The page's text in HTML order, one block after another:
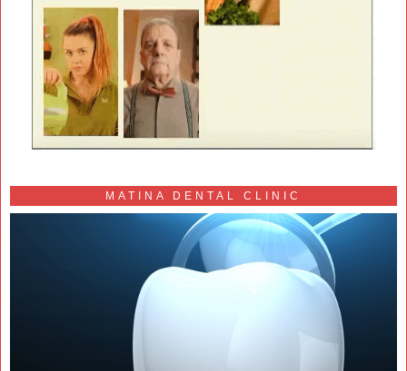
MATINA DENTAL CLINIC